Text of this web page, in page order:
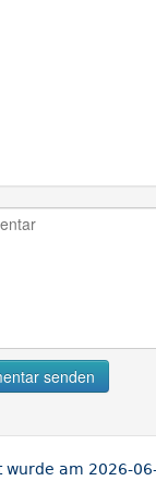
senden
wurde am 2026-